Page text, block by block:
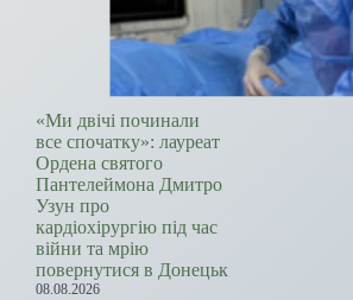
«Ми двічі починали
все спочатку»: лауреат
Ордена святого
Пантелеймона Дмитро
Узун про
кардіохірургію під час
війни та мрію
повернутися в Донецьк
08.08.2026